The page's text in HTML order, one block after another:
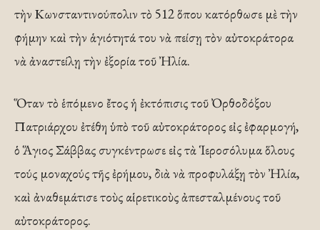
τὴν Κωνσταντινούπολιν τὸ 512 ὅπου κατόρθωσε μὲ τὴν
φήμην καὶ τὴν ἁγιότητά του νὰ πείσῃ τὸν αὐτοκράτορα
νὰ ἀναστείλῃ τὴν ἐξορία τοῦ Ἠλία.
Ὅταν τὸ ἑπόμενο ἔτος ἡ ἐκτόπισις τοῦ Ὀρθοδόξου
Πατριάρχου ἐτέθη ὑπὸ τοῦ αὐτοκράτορος εἰς ἐφαρμογή,
ὁ Ἅγιος Σάββας συγκέντρωσε εἰς τὰ Ἱεροσόλυμα ὅλους
τούς μοναχούς τῆς ἐρήμου, διὰ νὰ προφυλάξῃ τὸν Ἠλία,
καὶ ἀναθεμάτισε τοὺς αἱρετικοὺς ἀπεσταλμένους τοῦ
αὐτοκράτορος.